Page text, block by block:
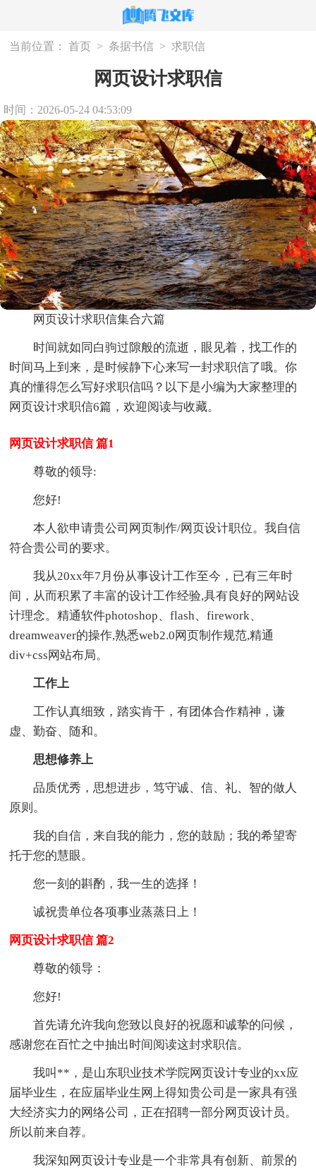
当前位置： 首页 > 条据书信 > 求职信
网页设计求职信
时间：2026-05-24 04:53:09
网页设计求职信集合六篇
时间就如同白驹过隙般的流逝，眼见着，找工作的
时间马上到来，是时候静下心来写一封求职信了哦。你
真的懂得怎么写好求职信吗？以下是小编为大家整理的
网页设计求职信6篇，欢迎阅读与收藏。
网页设计求职信 篇1
尊敬的领导:
您好!
本人欲申请贵公司网页制作/网页设计职位。我自信
符合贵公司的要求。
我从20xx年7月份从事设计工作至今，已有三年时
间，从而积累了丰富的设计工作经验,具有良好的网站设
计理念。精通软件photoshop、flash、firework、
dreamweaver的操作,熟悉web2.0网页制作规范,精通
div+css网站布局。
工作上
工作认真细致，踏实肯干，有团体合作精神，谦
虚、勤奋、随和。
思想修养上
品质优秀，思想进步，笃守诚、信、礼、智的做人
原则。
我的自信，来自我的能力，您的鼓励；我的希望寄
托于您的慧眼。
您一刻的斟酌，我一生的选择！
诚祝贵单位各项事业蒸蒸日上！
网页设计求职信 篇2
尊敬的领导：
您好!
首先请允许我向您致以良好的祝愿和诚挚的问候，
感谢您在百忙之中抽出时间阅读这封求职信。
我叫**，是山东职业技术学院网页设计专业的xx应
届毕业生，在应届毕业生网上得知贵公司是一家具有强
大经济实力的网络公司，正在招聘一部分网页设计员。
所以前来自荐。
我深知网页设计专业是一个非常具有创新、前景的